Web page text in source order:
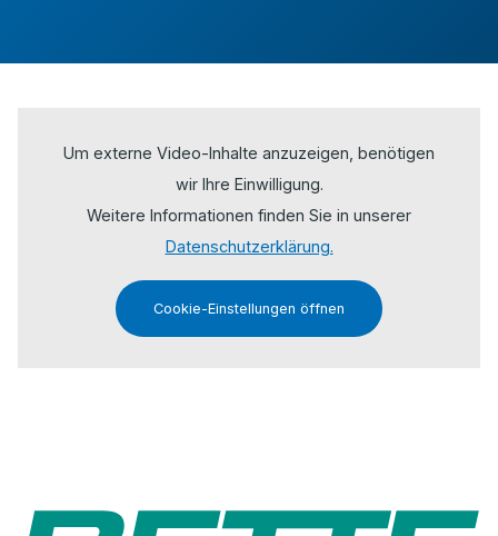
Um externe Video-Inhalte anzuzeigen, benötigen
wir Ihre Einwilligung.
Weitere Informationen finden Sie in unserer
Datenschutzerklärung.
Cookie-Einstellungen öffnen